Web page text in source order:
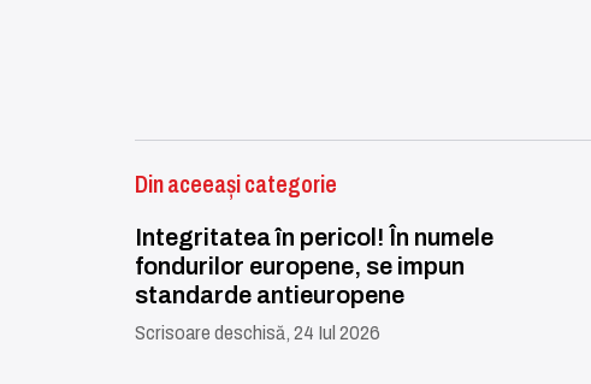
Din aceeași categorie
Integritatea în pericol! În numele
fondurilor europene, se impun
standarde antieuropene
Scrisoare deschisă, 24 Iul 2026